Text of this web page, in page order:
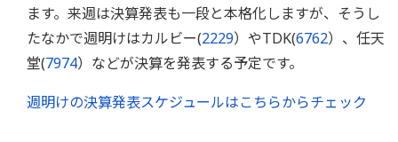
ます。来週は決算発表も一段と本格化しますが、そうし
たなかで週明けはカルビー(2229）やTDK(6762）、任天
堂(7974）などが決算を発表する予定です。
週明けの決算発表スケジュールはこちらからチェック